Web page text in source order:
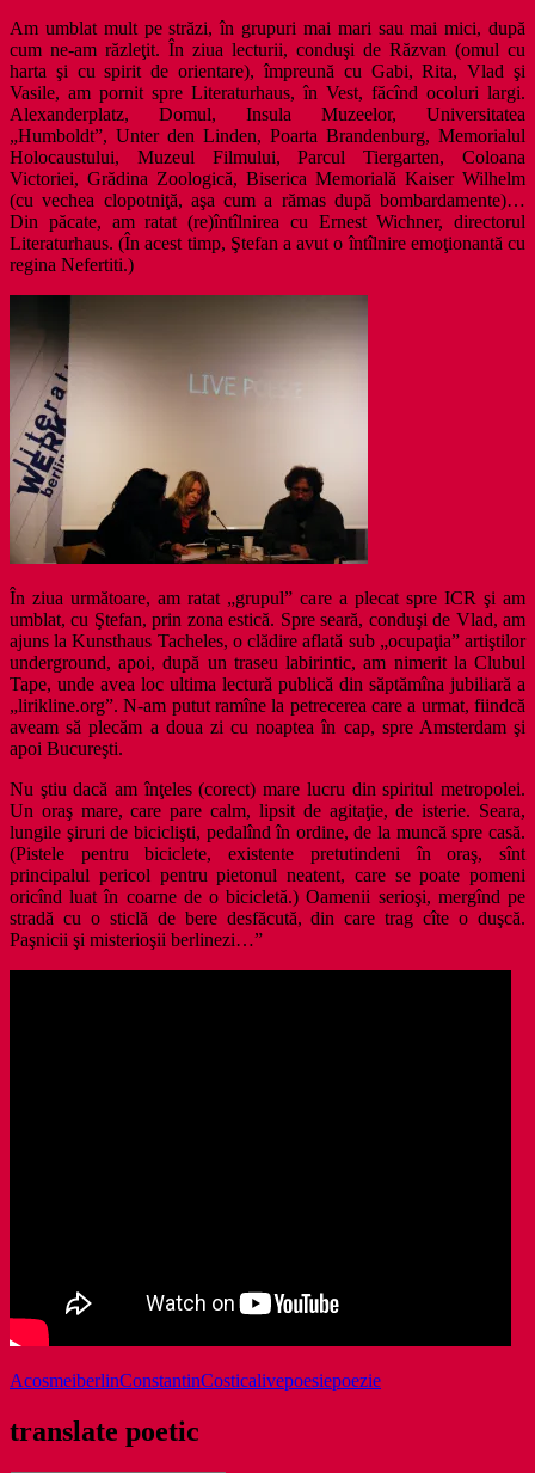
Am umblat mult pe străzi, în grupuri mai mari sau mai mici, după
cum ne-am răzleţit. În ziua lecturii, conduşi de Răzvan (omul cu
harta şi cu spirit de orientare), împreună cu Gabi, Rita, Vlad şi
Vasile, am pornit spre Literaturhaus, în Vest, făcînd ocoluri largi.
Alexanderplatz, Domul, Insula Muzeelor, Universitatea
„Humboldt”, Unter den Linden, Poarta Brandenburg, Memorialul
Holocaustului, Muzeul Filmului, Parcul Tiergarten, Coloana
Victoriei, Grădina Zoologică, Biserica Memorială Kaiser Wilhelm
(cu vechea clopotniţă, aşa cum a rămas după bombardamente)…
Din păcate, am ratat (re)întîlnirea cu Ernest Wichner, directorul
Literaturhaus. (În acest timp, Ştefan a avut o întîlnire emoţionantă cu
regina Nefertiti.)
În ziua următoare, am ratat „grupul” care a plecat spre ICR şi am
umblat, cu Ştefan, prin zona estică. Spre seară, conduşi de Vlad, am
ajuns la Kunsthaus Tacheles, o clădire aflată sub „ocupaţia” artiştilor
underground, apoi, după un traseu labirintic, am nimerit la Clubul
Tape, unde avea loc ultima lectură publică din săptămîna jubiliară a
„lirikline.org”. N-am putut ramîne la petrecerea care a urmat, fiindcă
aveam să plecăm a doua zi cu noaptea în cap, spre Amsterdam şi
apoi Bucureşti.
Nu ştiu dacă am înţeles (corect) mare lucru din spiritul metropolei.
Un oraş mare, care pare calm, lipsit de agitaţie, de isterie. Seara,
lungile şiruri de biciclişti, pedalînd în ordine, de la muncă spre casă.
(Pistele pentru biciclete, existente pretutindeni în oraş, sînt
principalul pericol pentru pietonul neatent, care se poate pomeni
oricînd luat în coarne de o bicicletă.) Oamenii serioşi, mergînd pe
stradă cu o sticlă de bere desfăcută, din care trag cîte o duşcă.
Paşnicii şi misterioşii berlinezi…”
AcosmeiberlinConstantinCosticalivepoesiepoezie
translate poetic